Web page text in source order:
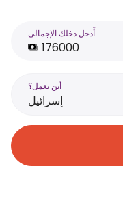
أَدخل دخلك الإجمالي
أين تعمل؟
إسرائيل